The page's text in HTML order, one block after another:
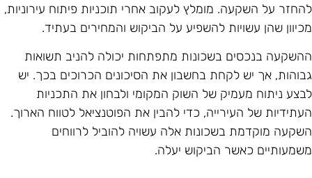
על השקעה. מומלץ לעקוב אחרי תוכניות פיתוח עירוניות,
שהן עשויות להשפיע על הביקוש והמחירים בעתיד.
בנכסים בשכונות מתפתחות יכולה להניב תשואות
אך יש לקחת בחשבון את הסיכונים הכרוכים בכך. יש
ניתוח מעמיק של השוק המקומי ולבחון את התכניות
של העירייה, כדי להבין את הפוטנציאל לטווח הארוך.
מוקדמת בשכונות אלה עשויה להוביל לרווחים
כאשר הביקוש יעלה.